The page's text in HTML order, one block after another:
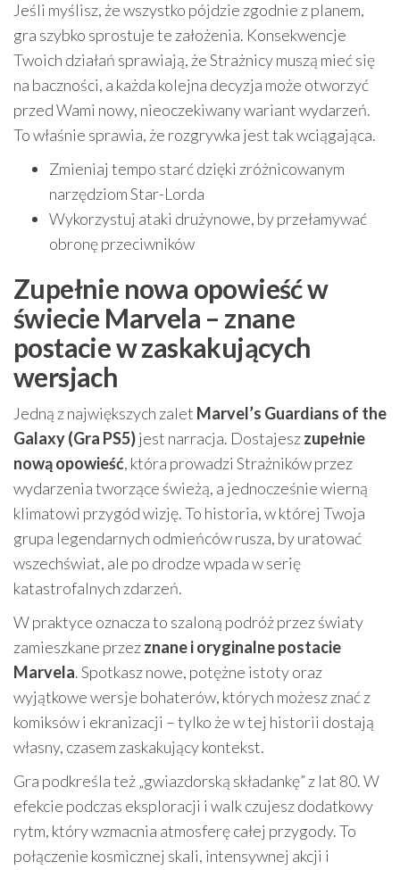
Jeśli myślisz, że wszystko pójdzie zgodnie z planem,
gra szybko sprostuje te założenia. Konsekwencje
Twoich działań sprawiają, że Strażnicy muszą mieć się
na baczności, a każda kolejna decyzja może otworzyć
przed Wami nowy, nieoczekiwany wariant wydarzeń.
To właśnie sprawia, że rozgrywka jest tak wciągająca.
Zmieniaj tempo starć dzięki zróżnicowanym
narzędziom Star-Lorda
Wykorzystuj ataki drużynowe, by przełamywać
obronę przeciwników
Zupełnie nowa opowieść w
świecie Marvela – znane
postacie w zaskakujących
wersjach
Jedną z największych zalet Marvel’s Guardians of the
Galaxy (Gra PS5)jest narracja. Dostajeszzupełnie
nową opowieść, która prowadzi Strażników przez
wydarzenia tworzące świeżą, a jednocześnie wierną
klimatowi przygód wizję. To historia, w której Twoja
grupa legendarnych odmieńców rusza, by uratować
wszechświat, ale po drodze wpada w serię
katastrofalnych zdarzeń.
W praktyce oznacza to szaloną podróż przez światy
zamieszkane przezznane i oryginalne postacie
Marvela. Spotkasz nowe, potężne istoty oraz
wyjątkowe wersje bohaterów, których możesz znać z
komiksów i ekranizacji – tylko że w tej historii dostają
własny, czasem zaskakujący kontekst.
Gra podkreśla też „gwiazdorską składankę” z lat 80. W
efekcie podczas eksploracji i walk czujesz dodatkowy
rytm, który wzmacnia atmosferę całej przygody. To
połączenie kosmicznej skali, intensywnej akcji i